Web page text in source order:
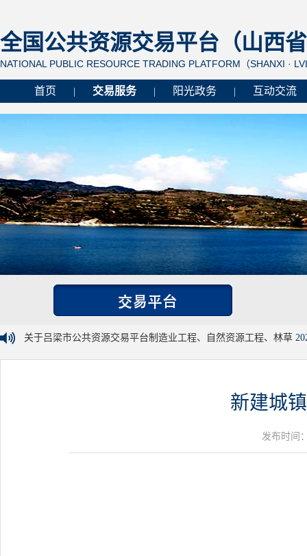
全国公共资源交易平台（山西
NATIONAL PUBLIC RESOURCE TRADING PLATFORM（SHANXI ·
首页 交易服务 阳光政务 互动交流
关于吕梁市公共资源交易平台制造业工程、自然资源工程、林草
新建城
发布时间